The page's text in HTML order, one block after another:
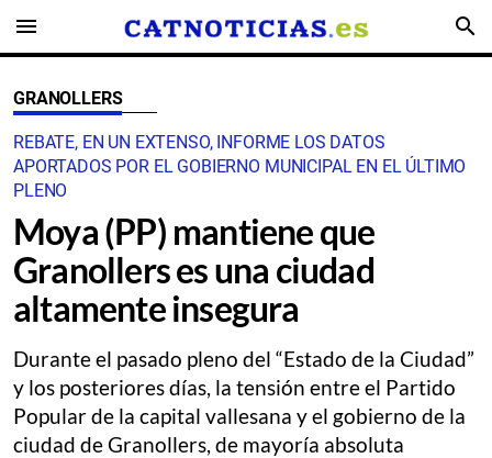
menu search
GRANOLLERS
REBATE, EN UN EXTENSO, INFORME LOS DATOS
APORTADOS POR EL GOBIERNO MUNICIPAL EN EL ÚLTIMO
PLENO
Moya (PP) mantiene que
Granollers es una ciudad
altamente insegura
Durante el pasado pleno del “Estado de la Ciudad”
y los posteriores días, la tensión entre el Partido
Popular de la capital vallesana y el gobierno de la
ciudad de Granollers, de mayoría absoluta